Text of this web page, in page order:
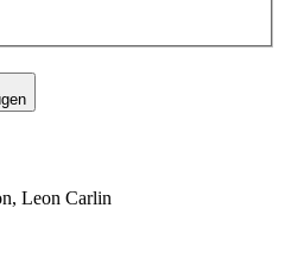
Leon Carlin